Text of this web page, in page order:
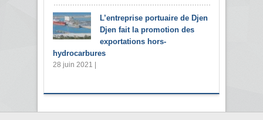
L’entreprise portuaire de Djen
Djen fait la promotion des
exportations hors-
hydrocarbures
28 juin 2021 |